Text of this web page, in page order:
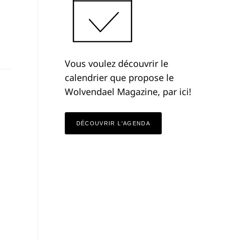
Vous voulez découvrir le
calendrier que propose le
Wolvendael Magazine, par ici!
DÉCOUVRIR L'AGENDA